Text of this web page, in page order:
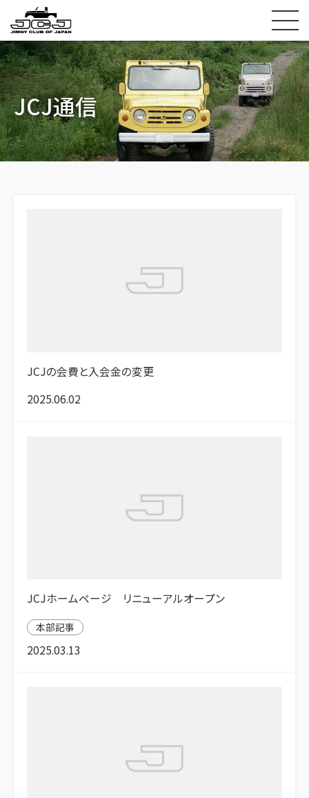
JCJ通信
JCJの会費と入会金の変更
2025.06.02
JCJホームページ リニューアルオープン
本部記事
2025.03.13